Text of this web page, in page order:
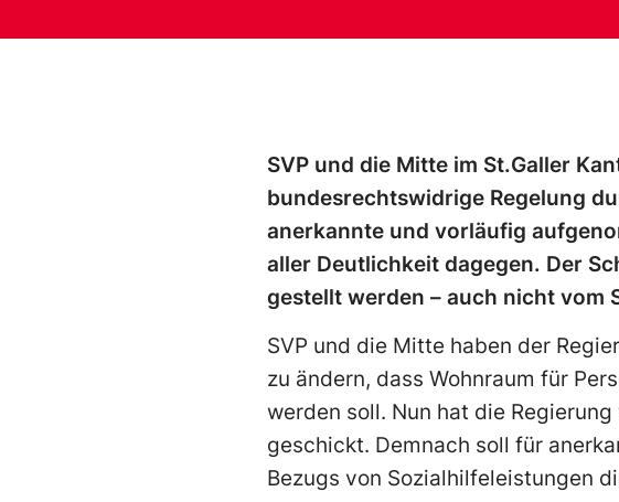
SVP und die Mitte im St.Galler
bundesrechtswidrige Regelung
anerkannte und vorläufig
aller Deutlichkeit dagegen. Der
gestellt werden – auch nicht vom
SVP und die Mitte haben der
zu ändern, dass Wohnraum für
werden soll. Nun hat die
geschickt. Demnach soll für
Bezugs von Sozialhilfeleistungen